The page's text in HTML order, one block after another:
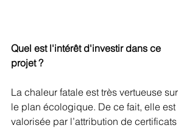
Quel est l'intérêt d'investir dans ce
projet ?
La chaleur fatale est très vertueuse sur
le plan écologique. De ce fait, elle est
valorisée par l’attribution de certificats